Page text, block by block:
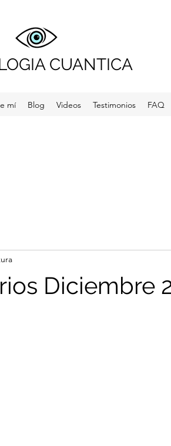
CUANTICA
mí Blog Videos Testimonios FAQ
Diciembre